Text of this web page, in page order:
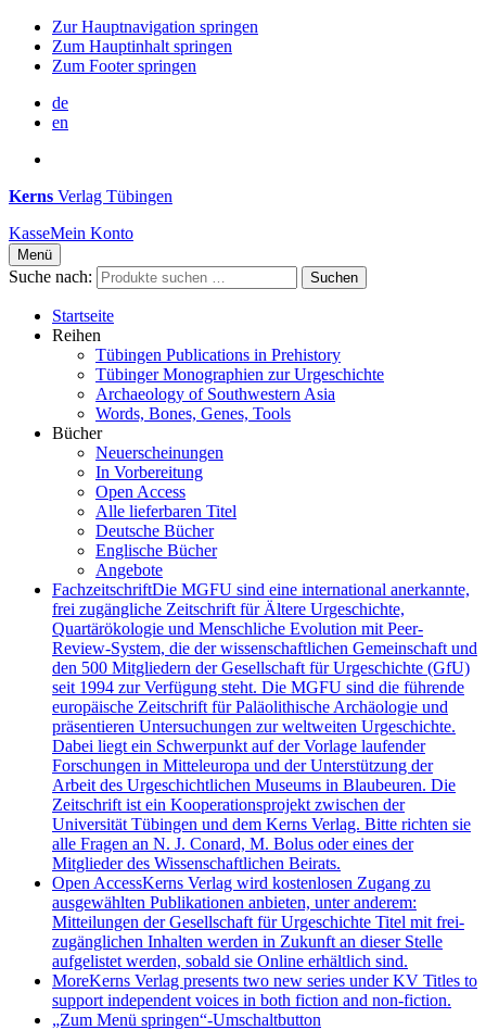
Zur Hauptnavigation springen
Zum Hauptinhalt springen
Zum Footer springen
de
en
Kerns Verlag Tübingen
KasseMein Konto
Menü
Suche nach: Suchen
Startseite
Reihen
Tübingen Publications in Prehistory
Tübinger Monographien zur Urgeschichte
Archaeology of Southwestern Asia
Words, Bones, Genes, Tools
Bücher
Neuerscheinungen
In Vorbereitung
Open Access
Alle lieferbaren Titel
Deutsche Bücher
Englische Bücher
Angebote
FachzeitschriftDie MGFU sind eine international anerkannte,
frei zugängliche Zeitschrift für Ältere Urgeschichte,
Quartärökologie und Menschliche Evolution mit Peer-
Review-System, die der wissenschaftlichen Gemeinschaft und
den 500 Mitgliedern der Gesellschaft für Urgeschichte (GfU)
seit 1994 zur Verfügung steht. Die MGFU sind die führende
europäische Zeitschrift für Paläolithische Archäologie und
präsentieren Untersuchungen zur weltweiten Urgeschichte.
Dabei liegt ein Schwerpunkt auf der Vorlage laufender
Forschungen in Mitteleuropa und der Unterstützung der
Arbeit des Urgeschichtlichen Museums in Blaubeuren. Die
Zeitschrift ist ein Kooperationsprojekt zwischen der
Universität Tübingen und dem Kerns Verlag. Bitte richten sie
alle Fragen an N. J. Conard, M. Bolus oder eines der
Mitglieder des Wissenschaftlichen Beirats.
Open AccessKerns Verlag wird kostenlosen Zugang zu
ausgewählten Publikationen anbieten, unter anderem:
Mitteilungen der Gesellschaft für Urgeschichte Titel mit frei-
zugänglichen Inhalten werden in Zukunft an dieser Stelle
aufgelistet werden, sobald sie Online erhältlich sind.
MoreKerns Verlag presents two new series under KV Titles to
support independent voices in both fiction and non-fiction.
„Zum Menü springen“-Umschaltbutton